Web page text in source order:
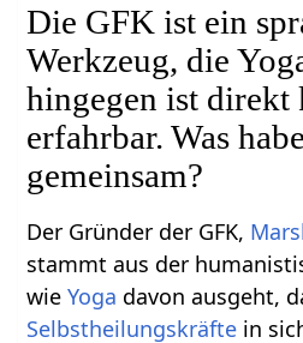
Die GFK ist ein
Werkzeug, die
hingegen ist direkt
erfahrbar. Was
gemeinsam?
Der Gründer der GFK,
stammt aus der
wieYoga davon ausgeht,
Selbstheilungskräfte in